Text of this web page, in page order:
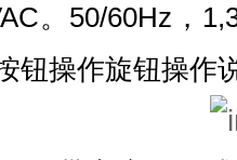
。50/60Hz，
钮操作旋钮操作